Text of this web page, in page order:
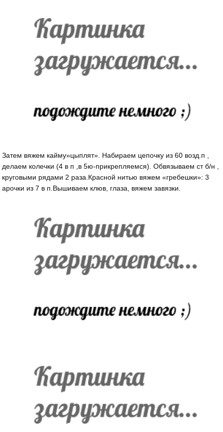
Затем вяжем кайму»цыплят». Набираем цепочку из 60 возд.п ,
делаем колечки (4 в п ,в 5ю-прикрепляемся). Обвязываем ст б/н ,
круговыми рядами 2 раза.Красной нитью вяжем «гребешки»: 3
арочки из 7 в п.Вышиваем клюв, глаза, вяжем завязки.